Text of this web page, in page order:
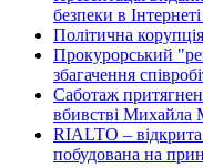
безпеки в
Політична
Прокурорський
збагачення
Саботаж
вбивстві Михайла
RIALTO – відкрита
побудована на